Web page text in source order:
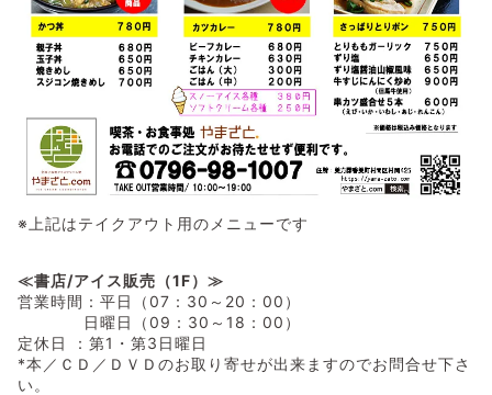
※上記はテイクアウト用のメニューです
≪書店/アイス販売（1F）≫
営業時間：平日（07：30～20：00）
日曜日（09：30～18：00）
定休日 ：第1・第3日曜日
*本／ＣＤ／ＤＶＤのお取り寄せが出来ますのでお問合せ下さ
い。